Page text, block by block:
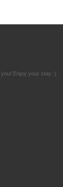
Enjoy your stay :)